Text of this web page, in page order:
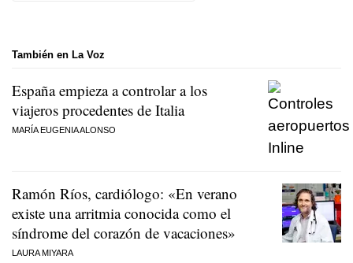
También en La Voz
España empieza a controlar a los
viajeros procedentes de Italia
MARÍA EUGENIA ALONSO
Ramón Ríos, cardiólogo: «En verano
existe una arritmia conocida como el
síndrome del corazón de vacaciones»
LAURA MIYARA